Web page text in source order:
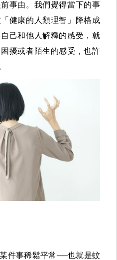
事由。我們覺得當下的事
健康的人類理智」降格成
自己和他人解釋的感受，就
擾或者陌生的感受，也許
件事稀鬆平常──也就是蚊